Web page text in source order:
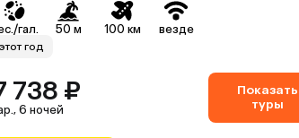
гал. 50 м 100 км везде
год
738 ₽
6 ночей
Показать
туры